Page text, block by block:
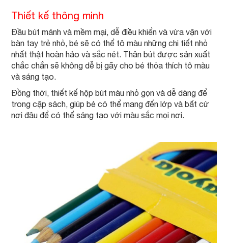
Thiết kế thông minh
Đầu bút mảnh và mềm mại, dễ điều khiển và vừa vặn với
bàn tay trẻ nhỏ, bé sẽ có thể tô màu những chi tiết nhỏ
nhất thật hoàn hảo và sắc nét. Thân bút được sản xuất
chắc chắn sẽ không dễ bị gãy cho bé thỏa thích tô màu
và sáng tạo.
Đồng thời, thiết kế hộp bút màu nhỏ gọn và dễ dàng để
trong cặp sách, giúp bé có thể mang đến lớp và bất cứ
nơi đâu để có thể sáng tạo với màu sắc mọi nơi.